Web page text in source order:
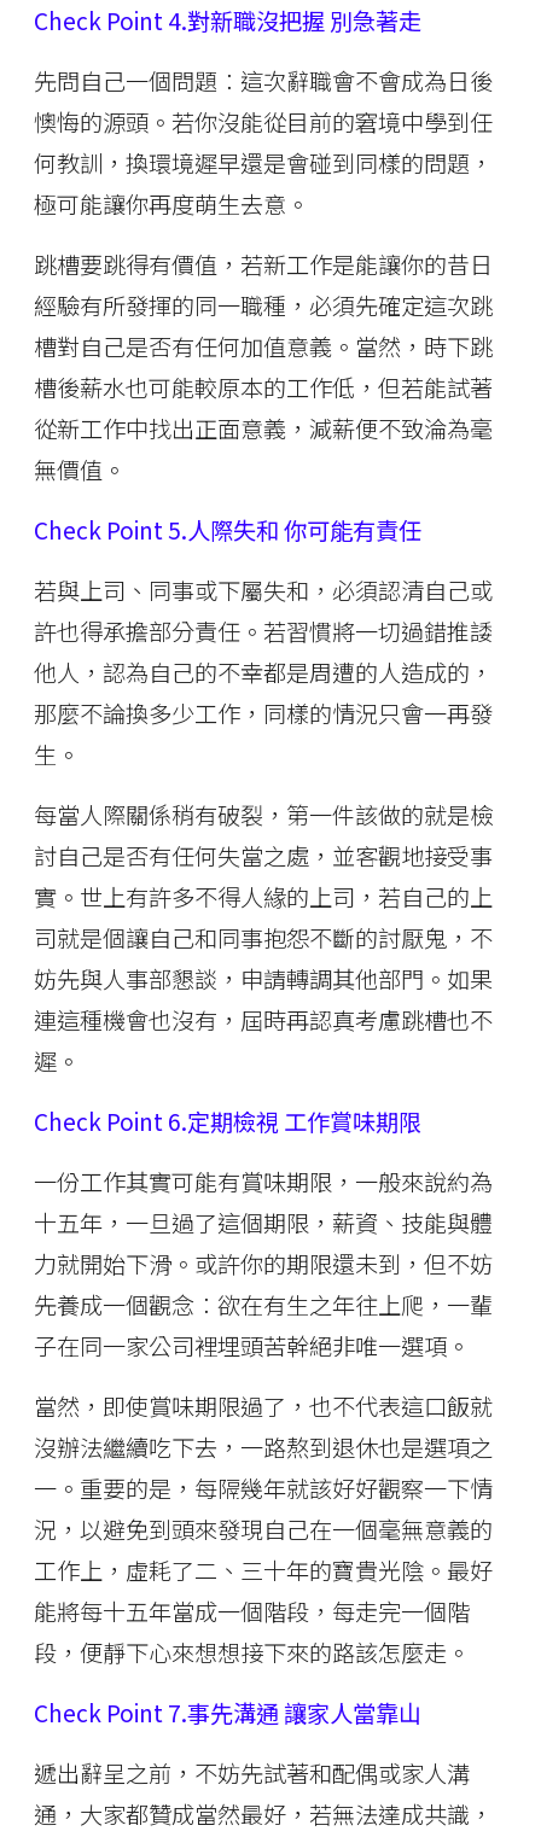
Check Point 4.對新職沒把握 別急著走
先問自己一個問題︰這次辭職會不會成為日後
懊悔的源頭。若你沒能從目前的窘境中學到任
何教訓，換環境遲早還是會碰到同樣的問題，
極可能讓你再度萌生去意。
跳槽要跳得有價值，若新工作是能讓你的昔日
經驗有所發揮的同一職種，必須先確定這次跳
槽對自己是否有任何加值意義。當然，時下跳
槽後薪水也可能較原本的工作低，但若能試著
從新工作中找出正面意義，減薪便不致淪為毫
無價值。
Check Point 5.人際失和 你可能有責任
若與上司、同事或下屬失和，必須認清自己或
許也得承擔部分責任。若習慣將一切過錯推諉
他人，認為自己的不幸都是周遭的人造成的，
那麼不論換多少工作，同樣的情況只會一再發
生。
每當人際關係稍有破裂，第一件該做的就是檢
討自己是否有任何失當之處，並客觀地接受事
實。世上有許多不得人緣的上司，若自己的上
司就是個讓自己和同事抱怨不斷的討厭鬼，不
妨先與人事部懇談，申請轉調其他部門。如果
連這種機會也沒有，屆時再認真考慮跳槽也不
遲。
Check Point 6.定期檢視 工作賞味期限
一份工作其實可能有賞味期限，一般來說約為
十五年，一旦過了這個期限，薪資、技能與體
力就開始下滑。或許你的期限還未到，但不妨
先養成一個觀念︰欲在有生之年往上爬，一輩
子在同一家公司裡埋頭苦幹絕非唯一選項。
當然，即使賞味期限過了，也不代表這口飯就
沒辦法繼續吃下去，一路熬到退休也是選項之
一。重要的是，每隔幾年就該好好觀察一下情
況，以避免到頭來發現自己在一個毫無意義的
工作上，虛耗了二、三十年的寶貴光陰。最好
能將每十五年當成一個階段，每走完一個階
段，便靜下心來想想接下來的路該怎麼走。
Check Point 7.事先溝通 讓家人當靠山
遞出辭呈之前，不妨先試著和配偶或家人溝
通，大家都贊成當然最好，若無法達成共識，